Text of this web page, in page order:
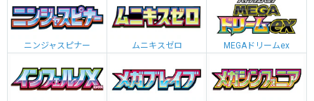
ニンジャスピナー ムニキスゼロ MEGAドリームex